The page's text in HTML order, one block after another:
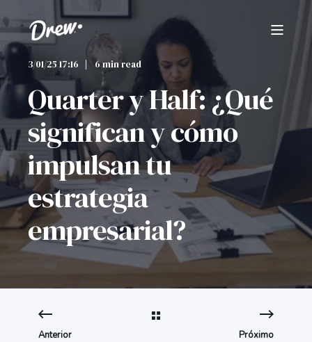
3/01/25 17:16 6 min read
Quarter y Half: ¿Qué
significan y cómo
impulsan tu
estrategia
empresarial?
Anterior Próximo